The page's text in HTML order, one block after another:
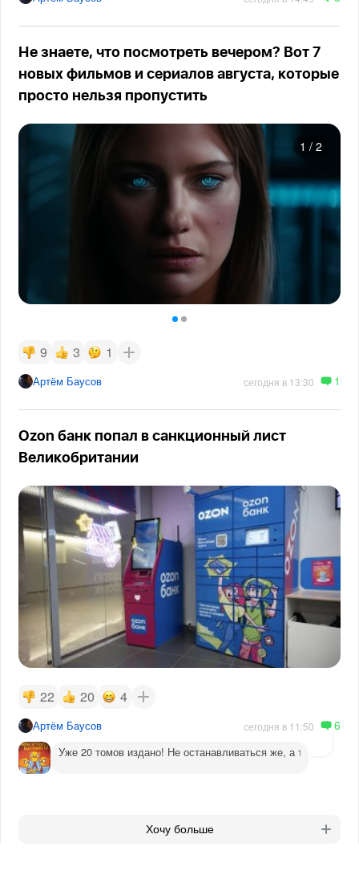
Не знаете, что посмотреть вечером? Вот 7
новых фильмов и сериалов августа, которые
просто нельзя пропустить
1 / 2
9 3 1
Артём Баусов сегодня в 13:30 1
Ozon банк попал в санкционный лист
Великобритании
22 20 4
Артём Баусов сегодня в 11:50 6
Уже 20 томов издано! Не останавливаться же, а то
Хочу больше